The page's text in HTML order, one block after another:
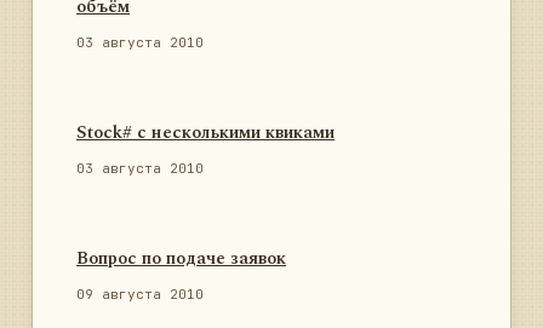
объём
03 августа 2010
Stock# с несколькими квиками
03 августа 2010
Вопрос по подаче заявок
09 августа 2010